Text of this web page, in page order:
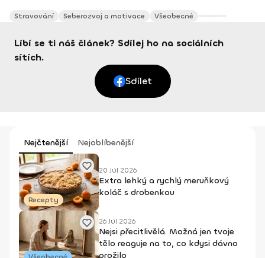
Stravování Seberozvoj a motivace Všeobecné
Líbí se ti náš článek? Sdílej ho na sociálních
sítích.
Sdílet
Nejčtenější Nejoblíbenější
Recepty
20 Júl 2026
Extra lehký a rychlý meruňkový
koláč s drobenkou
26 Júl 2026
Nejsi přecitlivělá. Možná jen tvoje
tělo reaguje na to, co kdysi dávno
prožilo